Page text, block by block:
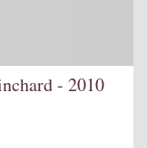
- 2010